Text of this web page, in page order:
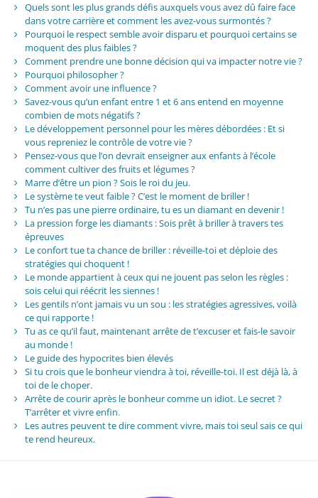
Quels sont les plus grands défis auxquels vous avez dû faire face
dans votre carrière et comment les avez-vous surmontés ?
Pourquoi le respect semble avoir disparu et pourquoi certains se
moquent des plus faibles ?
Comment prendre une bonne décision qui va impacter notre vie ?
Pourquoi philosopher ?
Comment avoir une influence ?
Savez-vous qu’un enfant entre 1 et 6 ans entend en moyenne
combien de mots négatifs ?
Le développement personnel pour les mères débordées : Et si
vous repreniez le contrôle de votre vie ?
Pensez-vous que l’on devrait enseigner aux enfants à l’école
comment cultiver des fruits et légumes ?
Marre d’être un pion ? Sois le roi du jeu.
Le système te veut faible ? C’est le moment de briller !
Tu n’es pas une pierre ordinaire, tu es un diamant en devenir !
La pression forge les diamants : Sois prêt à briller à travers tes
épreuves
Le confort tue ta chance de briller : réveille-toi et déploie des
stratégies qui choquent !
Le monde appartient à ceux qui ne jouent pas selon les règles :
sois celui qui réécrit les siennes !
Les gentils n’ont jamais vu un sou : les stratégies agressives, voilà
ce qui rapporte !
Tu as ce qu’il faut, maintenant arrête de t’excuser et fais-le savoir
au monde !
Le guide des hypocrites bien élevés
Si tu crois que le bonheur viendra à toi, réveille-toi. Il est déjà là, à
toi de le choper.
Arrête de courir après le bonheur comme un idiot. Le secret ?
T’arrêter et vivre enfin.
Les autres peuvent te dire comment vivre, mais toi seul sais ce qui
te rend heureux.